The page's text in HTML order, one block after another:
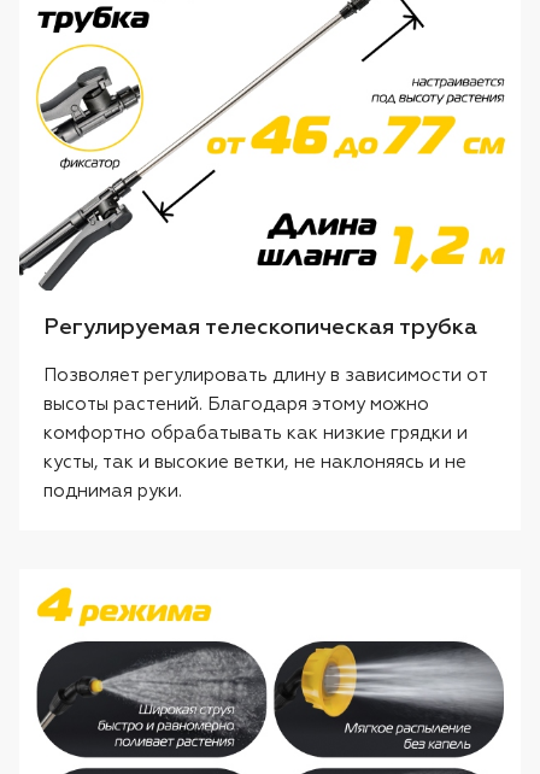
Регулируемая телескопическая трубка
Позволяет регулировать длину в зависимости от
высоты растений. Благодаря этому можно
комфортно обрабатывать как низкие грядки и
кусты, так и высокие ветки, не наклоняясь и не
поднимая руки.